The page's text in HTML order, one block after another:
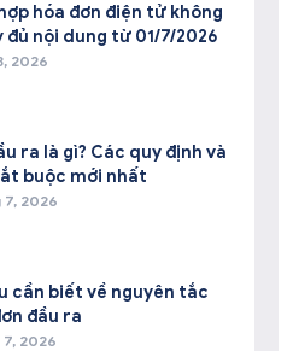
hóa đơn điện tử không
đủ nội dung từ 01/7/2026
2026
ra là gì? Các quy định và
buộc mới nhất
7, 2026
cần biết về nguyên tắc
đầu ra
7, 2026